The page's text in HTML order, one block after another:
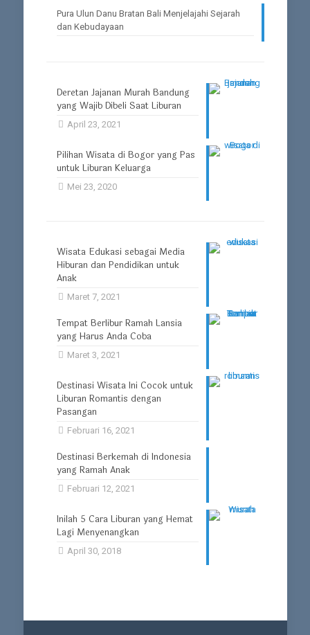
Pura Ulun Danu Bratan Bali Menjelajahi Sejarah
dan Kebudayaan
Deretan Jajanan Murah Bandung
yang Wajib Dibeli Saat Liburan
April 23, 2021
Pilihan Wisata di Bogor yang Pas
untuk Liburan Keluarga
Mei 23, 2020
Wisata Edukasi sebagai Media
Hiburan dan Pendidikan untuk
Anak
Maret 7, 2021
Tempat Berlibur Ramah Lansia
yang Harus Anda Coba
Maret 3, 2021
Destinasi Wisata Ini Cocok untuk
Liburan Romantis dengan
Pasangan
Februari 16, 2021
Destinasi Berkemah di Indonesia
yang Ramah Anak
Februari 12, 2021
Inilah 5 Cara Liburan yang Hemat
Lagi Menyenangkan
April 30, 2018